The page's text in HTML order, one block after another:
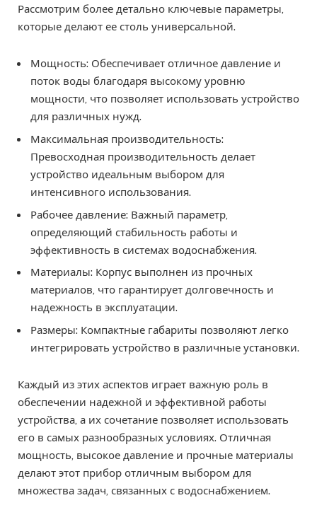
Рассмотрим более детально ключевые параметры,
которые делают ее столь универсальной.
Мощность: Обеспечивает отличное давление и
поток воды благодаря высокому уровню
мощности, что позволяет использовать устройство
для различных нужд.
Максимальная производительность:
Превосходная производительность делает
устройство идеальным выбором для
интенсивного использования.
Рабочее давление: Важный параметр,
определяющий стабильность работы и
эффективность в системах водоснабжения.
Материалы: Корпус выполнен из прочных
материалов, что гарантирует долговечность и
надежность в эксплуатации.
Размеры: Компактные габариты позволяют легко
интегрировать устройство в различные установки.
Каждый из этих аспектов играет важную роль в
обеспечении надежной и эффективной работы
устройства, а их сочетание позволяет использовать
его в самых разнообразных условиях. Отличная
мощность, высокое давление и прочные материалы
делают этот прибор отличным выбором для
множества задач, связанных с водоснабжением.